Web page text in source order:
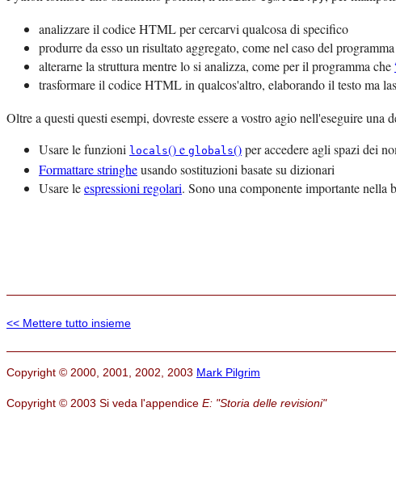
analizzare il codiceHTMLper cercarvi qualcosa di specifico
produrre da esso un risultato aggregato, come nel caso del
alterarne la struttura mentre lo si analizza, come per il programma che
trasformare il codiceHTMLin qualcos'altro, elaborando il testo ma
Oltre a questi questi esempi, dovreste essere a vostro agio nell'eseguire una
Usare le funzioni locals() e globals()per accedere agli spazi dei
Formattare stringheusando sostituzioni basate su dizionari
Usare leespressioni regolari. Sono una componente importante
<< Mettere tutto insieme
Copyright © 2000, 2001, 2002, 2003 Mark Pilgrim
Copyright © 2003 Si veda l'appendice E: "Storia delle revisioni"